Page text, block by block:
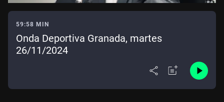
59:58 MIN
Onda Deportiva Granada, martes
26/11/2024